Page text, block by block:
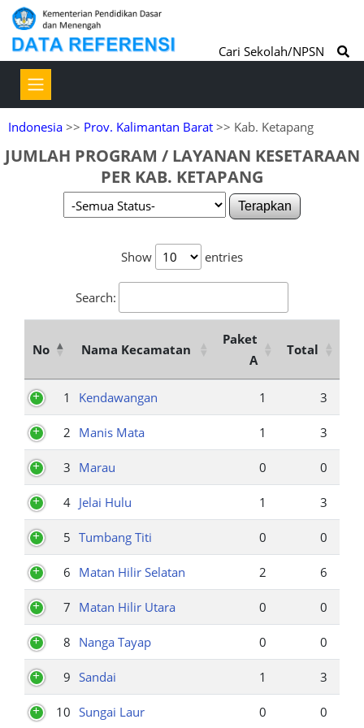
Cari Sekolah/NPSN
Indonesia >> Prov. Kalimantan Barat >> Kab. Ketapang
JUMLAH PROGRAM / LAYANAN KESETARAAN
PER KAB. KETAPANG
Terapkan
Show entries
Search:
No Nama Kecamatan
Paket
A
Total
1 Kendawangan 1 3
2 Manis Mata 1 3
3 Marau 0 0
4 Jelai Hulu 1 3
5 Tumbang Titi 0 0
6 Matan Hilir Selatan 2 6
7 Matan Hilir Utara 0 0
8 Nanga Tayap 0 0
9 Sandai 1 3
10 Sungai Laur 0 0